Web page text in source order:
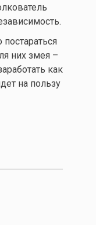
них змея –
как
на пользу